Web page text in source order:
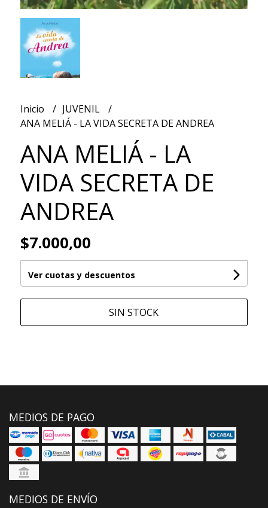
Inicio
JUVENIL
ANA MELIÁ - LA VIDA SECRETA DE ANDREA
ANA MELIÁ - LA
VIDA SECRETA DE
ANDREA
$7.000,00
Ver cuotas y descuentos
SIN STOCK
MEDIOS DE PAGO
MEDIOS DE ENVÍO